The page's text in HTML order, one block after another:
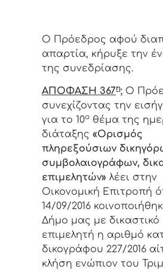
Ο Πρόεδρος αφού
απαρτία, κήρυξε την
της συνεδρίασης.
ΑΠΟΦΑΣΗ 367η: Ο
συνεχίζοντας την
για το 10ο θέμα της
διάταξης «Ορισμός
πληρεξούσιων
συμβολαιογράφων,
επιμελητών» λέει στην
Οικονομική Επιτροπή
14/09/2016
Δήμο μας με δικαστικό
επιμελητή η αριθμό
δικογράφου 227/2016
κλήση ενώπιον του